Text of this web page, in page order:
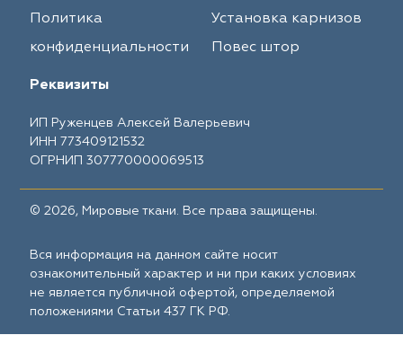
Политика
конфиденциальности
Установка карнизов
Повес штор
Реквизиты
ИП Руженцев Алексей Валерьевич
ИНН 773409121532
ОГРНИП 307770000069513
© 2026, Мировые ткани. Все права защищены.
Вся информация на данном сайте носит
ознакомительный характер и ни при каких условиях
не является публичной офертой, определяемой
положениями Статьи 437 ГК РФ.